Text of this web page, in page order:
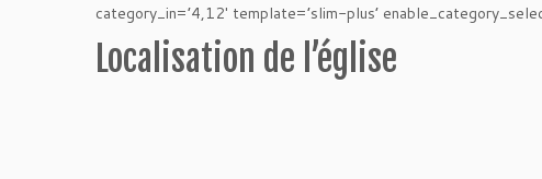
category_in=’4,12′ template=’slim-plus’
Localisation de l’église